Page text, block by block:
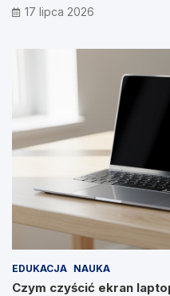
17 lipca 2026
EDUKACJA NAUKA
Czym czyścić ekran